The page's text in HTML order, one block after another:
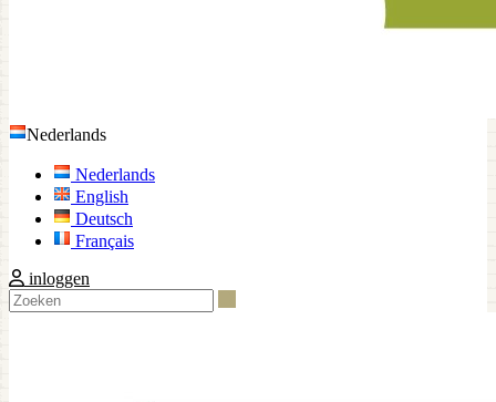
Nederlands
Nederlands
English
Deutsch
Français
inloggen